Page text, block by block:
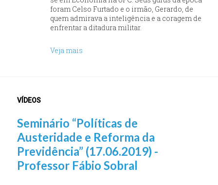
foram Celso Furtado e o irmão, Gerardo, de
quem admirava a inteligência e a coragem de
enfrentar a ditadura militar.
Veja mais
VÍDEOS
Seminário “Políticas de
Austeridade e Reforma da
Previdência” (17.06.2019) -
Professor Fábio Sobral